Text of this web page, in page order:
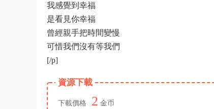
我感覺到幸福
是看見你幸福
曾經親手把時間變慢
可惜我們沒有等我們
[/p]
資源下載
下載價格 2 金币